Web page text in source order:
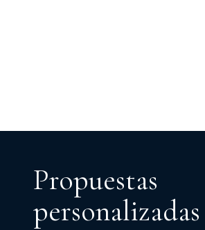
Propuestas
personalizadas